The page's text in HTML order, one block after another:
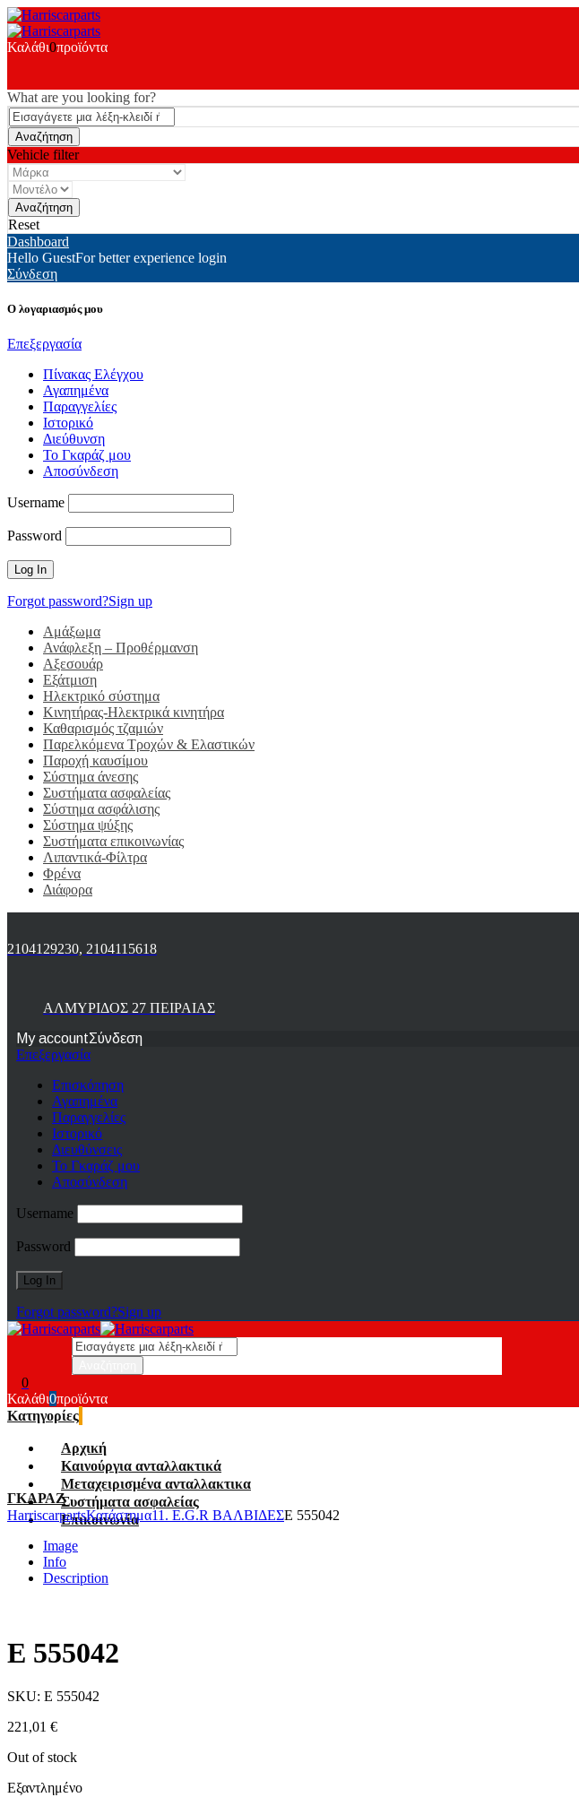
Καλάθι0προϊόντα
What are you looking for?
Vehicle filter
Reset
Dashboard
Hello GuestFor better experience login
Σύνδεση
Ο λογαριασμός μου
Επεξεργασία
Πίνακας Ελέγχου
Αγαπημένα
Παραγγελίες
Ιστορικό
Διεύθυνση
Το Γκαράζ μου
Αποσύνδεση
Username
Password
Forgot password?Sign up
Αμάξωμα
Ανάφλεξη – Προθέρμανση
Αξεσουάρ
Εξάτμιση
Ηλεκτρικό σύστημα
Κινητήρας-Ηλεκτρικά κινητήρα
Καθαρισμός τζαμιών
Παρελκόμενα Τροχών & Ελαστικών
Παροχή καυσίμου
Σύστημα άνεσης
Συστήματα ασφαλείας
Σύστημα ασφάλισης
Σύστημα ψύξης
Συστήματα επικοινωνίας
Λιπαντικά-Φίλτρα
Φρένα
Διάφορα
2104129230, 2104115618
ΑΛΜΥΡΙΔΟΣ 27 ΠΕΙΡΑΙΑΣ
My accountΣύνδεση
Επεξεργασία
Επισκόπηση
Αγαπημένα
Παραγγελίες
Ιστορικό
Διευθύνσεις
Το Γκαράζ μου
Αποσύνδεση
Username
Password
Forgot password?Sign up
0
Καλάθι0προϊόντα
Κατηγορίες
Αρχική
Καινούργια ανταλλακτικά
Μεταχειρισμένα ανταλλακτικα
Συστήματα ασφαλείας
Επικοινωνία
ΓΚΑΡΑΖ
HarriscarpartsΚατάστημα11. E.G.R ΒΑΛΒΙΔΕΣE 555042
Image
Info
Description
E 555042
SKU: E 555042
221,01 €
Out of stock
Εξαντλημένο